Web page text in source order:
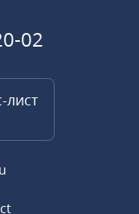
02
лист